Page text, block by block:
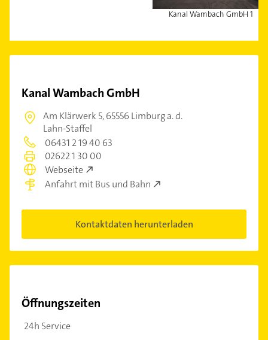
Kanal Wambach GmbH 1
Kanal Wambach GmbH
Am Klärwerk 5,65556 Limburg a. d.
Lahn-Staffel
06431 2 19 40 63
02622 1 30 00
Webseite
Anfahrt mit Bus und Bahn
Kontaktdaten herunterladen
Öffnungszeiten
24h Service